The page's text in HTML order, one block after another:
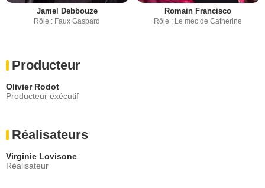
Jamel Debbouze
Rôle : Faux Gaspard
Romain Francisco
Rôle : Le mec de Catherine
Producteur
Olivier Rodot
Producteur exécutif
Réalisateurs
Virginie Lovisone
Réalisateur